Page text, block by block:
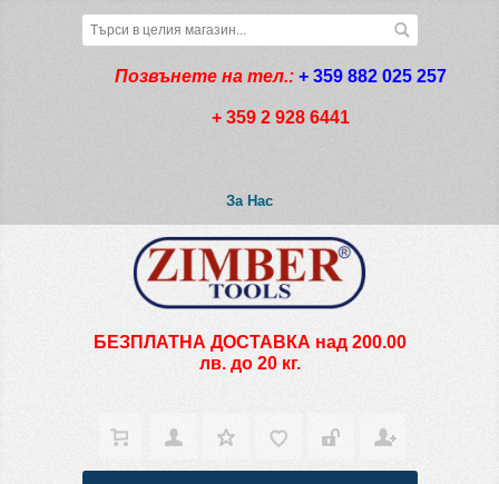
Позвънете на тел.: + 359 882 025 257
+ 359 2 928 6441
За Нас
БЕЗПЛАТНА ДОСТАВКА над 200.00
лв. до 20 кг.